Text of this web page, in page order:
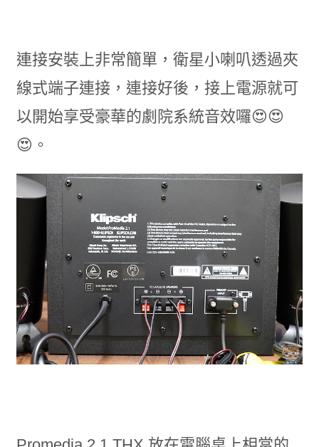
連接安裝上非常簡單，衛星小喇叭透過夾
線式端子連接，連接好後，接上電源就可
以開始享受豪華的劇院系統音效囉😍😍
😍。